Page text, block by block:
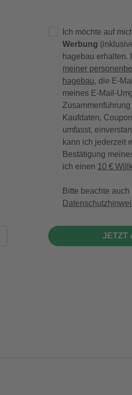
Ich möchte auf
Werbung
hagebau erhalten.
meiner
hagebau, die E-
meines E-Mail-
Kaufdaten,
umfasst,
kann ich jederzeit
Bestätigung
ich einen 10 €
Bitte beachte auch
JETZT